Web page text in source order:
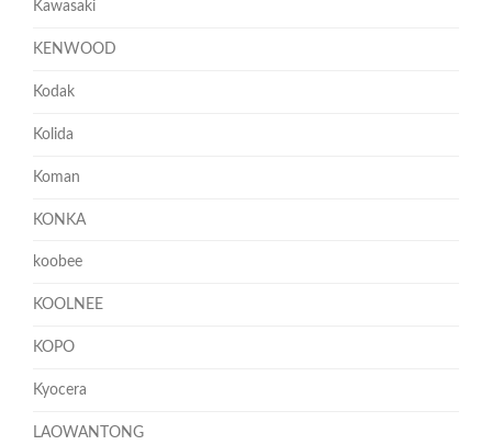
Kawasaki
KENWOOD
Kodak
Kolida
Koman
KONKA
koobee
KOOLNEE
KOPO
Kyocera
LAOWANTONG